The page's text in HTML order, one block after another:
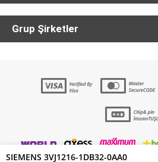
SIEMENS 3VJ1216-1DB32-0AA0
Grup Şirketler